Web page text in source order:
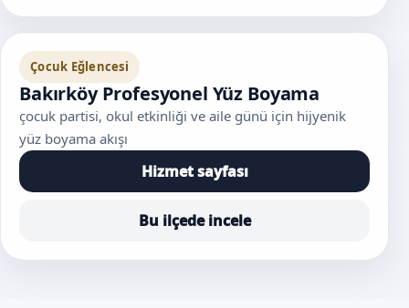
Çocuk Eğlencesi
Bakırköy Profesyonel Yüz Boyama
çocuk partisi, okul etkinliği ve aile günü için hijyenik
yüz boyama akışı
Hizmet sayfası
Bu ilçede incele